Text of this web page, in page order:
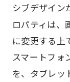
シブデザイン
ロパティは、
に変更する上
スマートフォ
を、タブレッ